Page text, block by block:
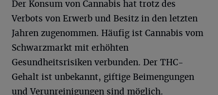
Der Konsum von Cannabis hat trotz des
Verbots von Erwerb und Besitz in den letzten
Jahren zugenommen. Häufig ist Cannabis vom
Schwarzmarkt mit erhöhten
Gesundheitsrisiken verbunden. Der THC-
Gehalt ist unbekannt, giftige Beimengungen
und Verunreinigungen sind möglich.